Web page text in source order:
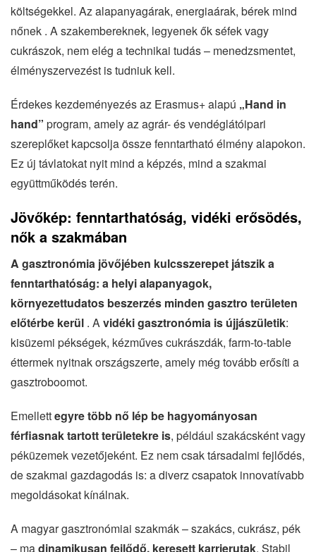
költségekkel. Az alapanyagárak, energiaárak, bérek mind
nőnek . A szakembereknek, legyenek ők séfek vagy
cukrászok, nem elég a technikai tudás – menedzsmentet,
élményszervezést is tudniuk kell.
Érdekes kezdeményezés az Erasmus+ alapú „Hand in
hand” program, amely az agrár- és vendéglátóipari
szereplőket kapcsolja össze fenntartható élmény alapokon.
Ez új távlatokat nyit mind a képzés, mind a szakmai
együttműködés terén.
Jövőkép: fenntarthatóság, vidéki erősödés,
nők a szakmában
A gasztronómia jövőjében kulcsszerepet játszik a
fenntarthatóság: a helyi alapanyagok,
környezettudatos beszerzés minden gasztro területen
előtérbe kerül . Avidéki gasztronómia is újjászületik:
kisüzemi pékségek, kézműves cukrászdák, farm-to-table
éttermek nyitnak országszerte, amely még tovább erősíti a
gasztroboomot.
Emellettegyre több nő lép be hagyományosan
férfiasnak tartott területekre is, például szakácsként vagy
péküzemek vezetőjeként. Ez nem csak társadalmi fejlődés,
de szakmai gazdagodás is: a diverz csapatok innovatívabb
megoldásokat kínálnak.
A magyar gasztronómiai szakmák – szakács, cukrász, pék
– madinamikusan fejlődő, keresett karrierutak. Stabil